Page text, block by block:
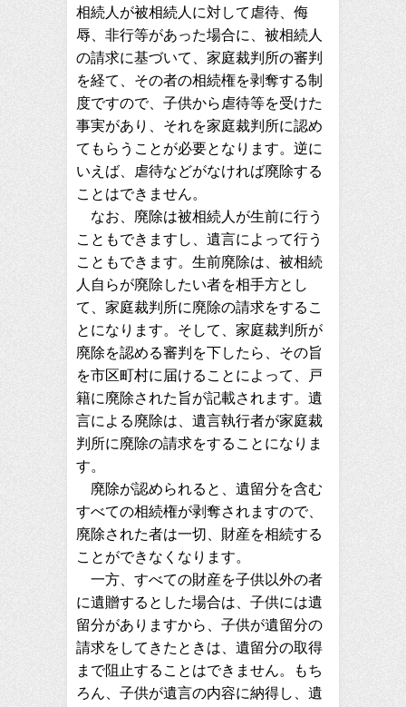
相続人が被相続人に対して虐待、侮
辱、非行等があった場合に、被相続人
の請求に基づいて、家庭裁判所の審判
を経て、その者の相続権を剥奪する制
度ですので、子供から虐待等を受けた
事実があり、それを家庭裁判所に認め
てもらうことが必要となります。逆に
いえば、虐待などがなければ廃除する
ことはできません。
なお、廃除は被相続人が生前に行う
こともできますし、遺言によって行う
こともできます。生前廃除は、被相続
人自らが廃除したい者を相手方とし
て、家庭裁判所に廃除の請求をするこ
とになります。そして、家庭裁判所が
廃除を認める審判を下したら、その旨
を市区町村に届けることによって、戸
籍に廃除された旨が記載されます。遺
言による廃除は、遺言執行者が家庭裁
判所に廃除の請求をすることになりま
す。
廃除が認められると、遺留分を含む
すべての相続権が剥奪されますので、
廃除された者は一切、財産を相続する
ことができなくなります。
一方、すべての財産を子供以外の者
に遺贈するとした場合は、子供には遺
留分がありますから、子供が遺留分の
請求をしてきたときは、遺留分の取得
まで阻止することはできません。もち
ろん、子供が遺言の内容に納得し、遺